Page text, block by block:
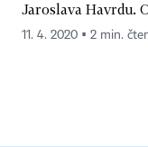
Jaroslava Havrdu.
11. 4. 2020 ▪ 2 min.